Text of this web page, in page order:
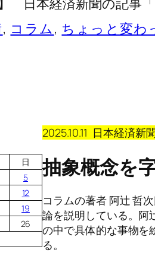
日本経済新聞の記事
, コラム, ちょっと変わ
日
5
12
19
26
2025.10.11 日本経済
抽象概念を
コラムの著者 阿辻 哲
論を説明している。阿
の中で具体的な事物を
る。